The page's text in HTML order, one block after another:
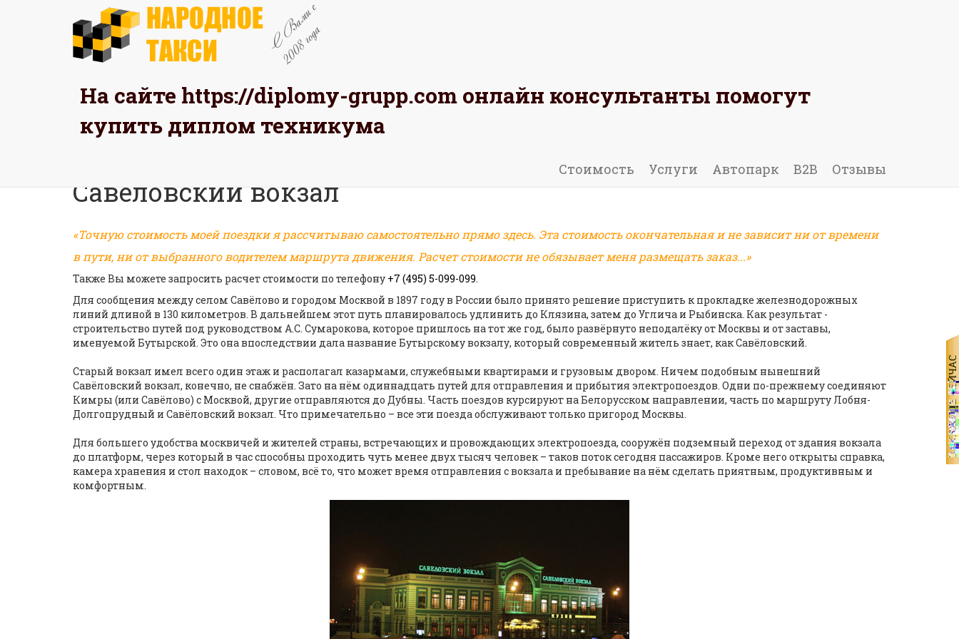
На сайте https://diplomy-grupp.com онлайн консультанты помогут
купить диплом техникума
Стоимость Услуги Автопарк B2B Отзывы
ЗАКАЖИТЕ РАССЧИТАЙТЕ ОСТАВЬТЕ ОТЗЫВ
Савёловский вокзал
«Точную стоимость моей поездки я рассчитываю самостоятельно прямо здесь. Эта стоимость окончательная и не зависит ни от времени
в пути, ни от выбранного водителем маршрута движения. Расчет стоимости не обязывает меня размещать заказ...»
Также Вы можете запросить расчет стоимости по телефону +7 (495) 5-099-099.
Для сообщения между селом Савёлово и городом Москвой в 1897 году в России было принято решение приступить к прокладке железнодорожных
линий длиной в 130 километров. В дальнейшем этот путь планировалось удлинить до Клязина, затем до Углича и Рыбинска. Как результат -
строительство путей под руководством А.С. Сумарокова, которое пришлось на тот же год, было развёрнуто неподалёку от Москвы и от заставы,
именуемой Бутырской. Это она впоследствии дала название Бутырскому вокзалу, который современный житель знает, как Савёловский.
Старый вокзал имел всего один этаж и располагал казармами, служебными квартирами и грузовым двором. Ничем подобным нынешний
Савёловский вокзал, конечно, не снабжён. Зато на нём одиннадцать путей для отправления и прибытия электропоездов. Одни по-прежнему соединяют
Кимры (или Савёлово) с Москвой, другие отправляются до Дубны. Часть поездов курсируют на Белорусском направлении, часть по маршруту Лобня-
Долгопрудный и Савёловский вокзал. Что примечательно – все эти поезда обслуживают только пригород Москвы.
Для большего удобства москвичей и жителей страны, встречающих и провождающих электропоезда, сооружён подземный переход от здания вокзала
до платформ, через который в час способны проходить чуть менее двух тысяч человек – таков поток сегодня пассажиров. Кроме него открыты справка,
камера хранения и стол находок – словом, всё то, что может время отправления с вокзала и пребывание на нём сделать приятным, продуктивным и
комфортным.